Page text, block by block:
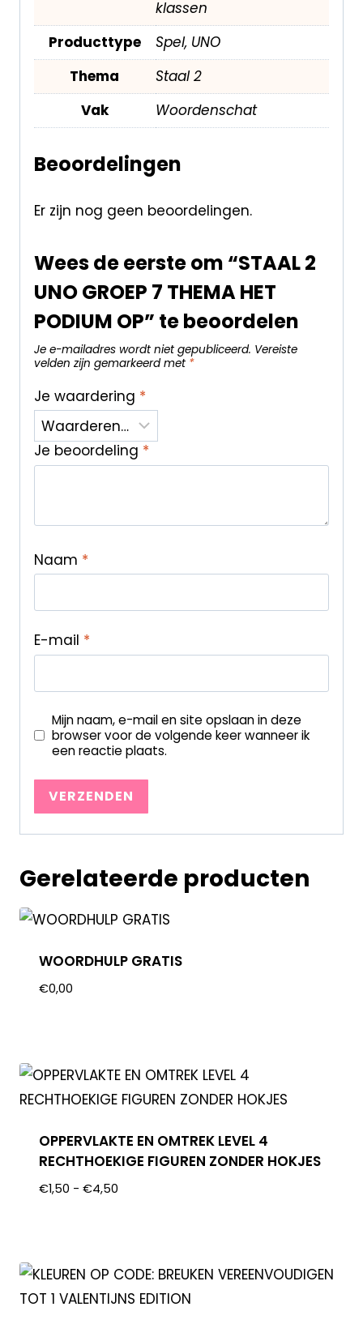
klassen
Producttype
Spel, UNO
Thema
Staal 2
Vak
Woordenschat
Beoordelingen
Er zijn nog geen beoordelingen.
Wees de eerste om “STAAL 2
UNO GROEP 7 THEMA HET
PODIUM OP” te beoordelen
Je e-mailadres wordt niet gepubliceerd. Vereiste
velden zijn gemarkeerd met *
Je waardering *
Je beoordeling *
Naam *
E-mail *
Mijn naam, e-mail en site opslaan in deze
browser voor de volgende keer wanneer ik
een reactie plaats.
Gerelateerde producten
WOORDHULP GRATIS
€0,00
OPPERVLAKTE EN OMTREK LEVEL 4
RECHTHOEKIGE FIGUREN ZONDER HOKJES
€1,50 - €4,50